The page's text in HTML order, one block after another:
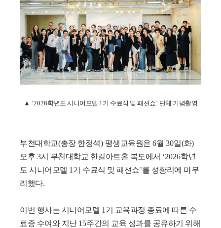
▲ ‘2026학년도 시니어모델 1 기 수료식 및 패션쇼’ 단체 기념촬영
부천대학교(총장 한정석) 평생교육원은 6월 30일(화)
오후 3시 부천대학교 한길아트홀 복도에서 ‘2026학년
도 시니어모델 1 기 수료식 및 패션쇼’를 성황리에 마무
리했다.
이번 행사는 시니어모델 1 기 교육과정 종료에 따른 수
료증 수여와 지난 15주간의 교육 성과를 공유하기 위해